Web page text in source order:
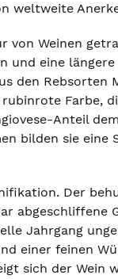
weltweite
Weinen
und eine
den Rebsorten
Farbe,
Anteil
bilden sie eine
Der
abgeschliffene
Jahrgang
einer feinen
sich der Wein